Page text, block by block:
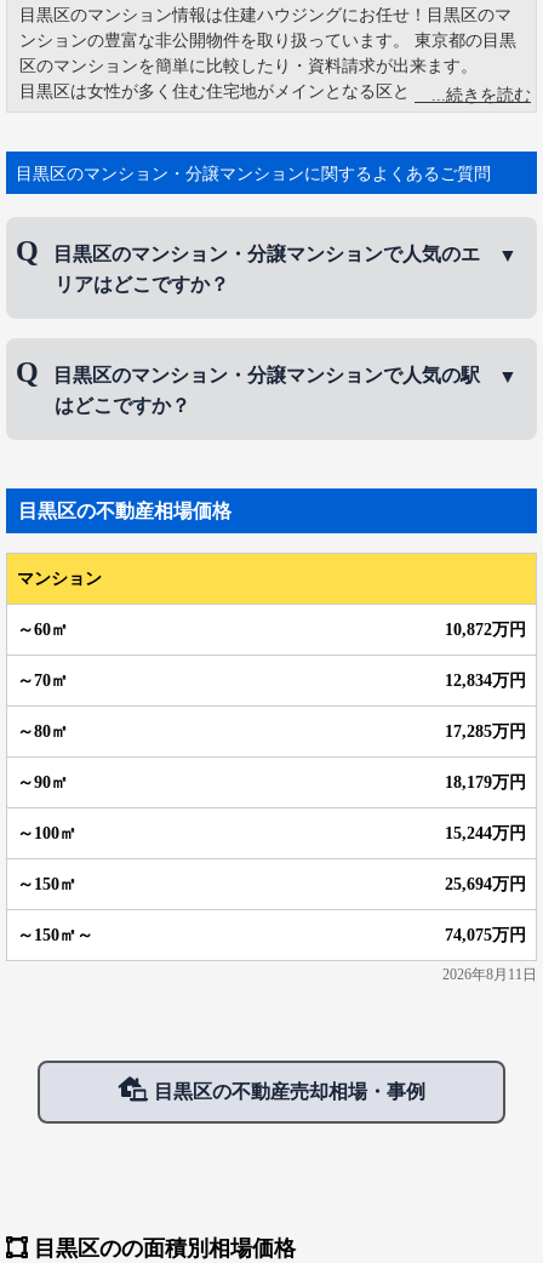
目黒区のマンション情報は住建ハウジングにお任せ！目黒区のマ
ンションの豊富な非公開物件を取り扱っています。 東京都の目黒
区のマンションを簡単に比較したり・資料請求が出来ます。
目黒区は女性が多く住む住宅地がメインとなる区としては、生活
面での安全度は気になるところです。その点では、目黒区は高く
による人的被害の大きさでも目黒区が最下位。被害が最も小さい
区といえるでしょう。
目黒区のマンション・分譲マンションに関するよくあるご質問
目黒区のマンション・分譲マンションで人気のエ
リアはどこですか？
アは、洗足 、祐天寺 、自由が丘などです。
目黒区のマンション・分譲マンションで人気の駅
はどこですか？
は、中目黒駅、自由が丘駅
す。
目黒区の不動産相場価格
マンション
10,872万円
12,834万円
17,285万円
18,179万円
15,244万円
25,694万円
74,075万円
2026年8月11日
目黒区の不動産売却相場・事例
目黒区のの面積別相場価格